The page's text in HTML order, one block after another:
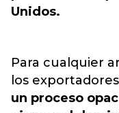
Unidos.
Para cualquier
los
un proceso